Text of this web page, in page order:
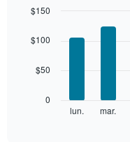
mes
gráfico
eje
chart
with
bars.
graphic.
lun. mar.
0
$50
$100
$150